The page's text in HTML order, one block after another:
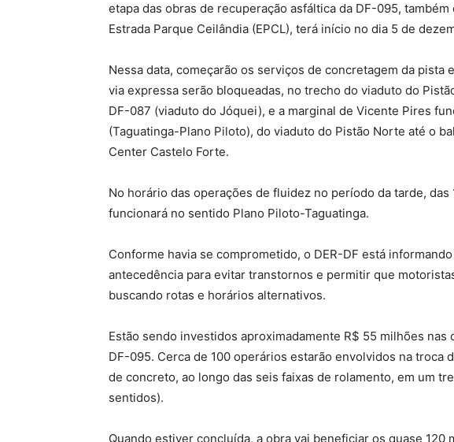
etapa das obras de recuperação asfáltica da DF-095,
Estrada Parque Ceilândia (EPCL), terá início no dia 5 de
Nessa data, começarão os serviços de concretagem da pista
via expressa serão bloqueadas, no trecho do viaduto do
DF-087 (viaduto do Jóquei), e a marginal de Vicente Pires
(Taguatinga-Plano Piloto), do viaduto do Pistão Norte até o
Center Castelo Forte.
No horário das operações de fluidez no período da tarde,
funcionará no sentido Plano Piloto-Taguatinga.
Conforme havia se comprometido, o DER-DF está
antecedência para evitar transtornos e permitir que
buscando rotas e horários alternativos.
Estão sendo investidos aproximadamente R$ 55 milhões nas
DF-095. Cerca de 100 operários estarão envolvidos na troca
de concreto, ao longo das seis faixas de rolamento, em um
sentidos).
Quando estiver concluída, a obra vai beneficiar os quase